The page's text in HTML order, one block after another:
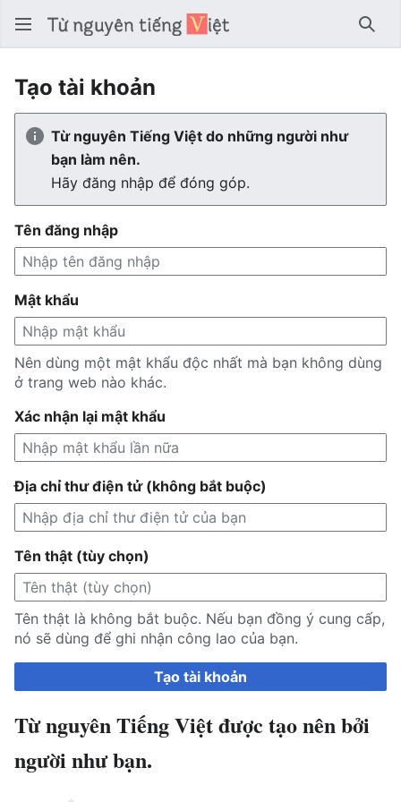
Tìm
Tạo tài khoản
Từ nguyên Tiếng Việt do những người như
bạn làm nên.
Hãy đăng nhập để đóng góp.
Tên đăng nhập
Mật khẩu
Nên dùng một mật khẩu độc nhất mà bạn không dùng
ở trang web nào khác.
Xác nhận lại mật khẩu
Địa chỉ thư điện tử (không bắt buộc)
Tên thật (tùy chọn)
Tên thật là không bắt buộc. Nếu bạn đồng ý cung cấp,
nó sẽ dùng để ghi nhận công lao của bạn.
Tạo tài khoản
Từ nguyên Tiếng Việt được tạo nên bởi
người như bạn.